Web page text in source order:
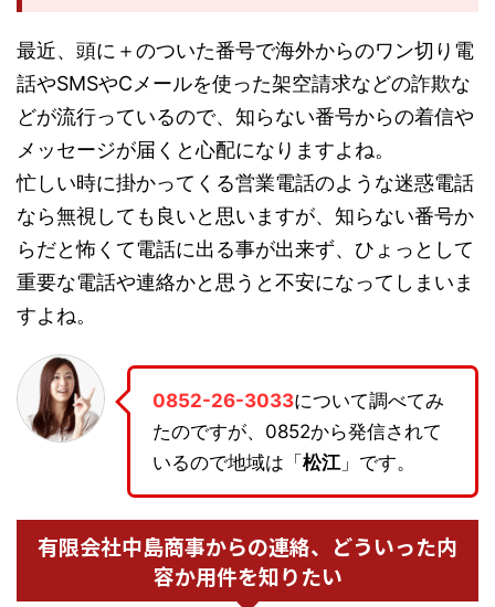
最近、頭に＋のついた番号で海外からのワン切り電
話やSMSやCメールを使った架空請求などの詐欺な
どが流行っているので、知らない番号からの着信や
メッセージが届くと心配になりますよね。
忙しい時に掛かってくる営業電話のような迷惑電話
なら無視しても良いと思いますが、知らない番号か
らだと怖くて電話に出る事が出来ず、ひょっとして
重要な電話や連絡かと思うと不安になってしまいま
すよね。
0852-26-3033について調べてみ
たのですが、0852から発信されて
いるので地域は「 松江」です。
有限会社中島商事からの連絡、どういった内
容か用件を知りたい